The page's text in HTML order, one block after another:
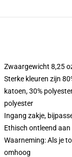
Zwaargewicht 8,25
Sterke kleuren zijn
katoen, 30%
polyester
Ingang zakje,
Ethisch ontleend
Waarneming: Als je
omhoog